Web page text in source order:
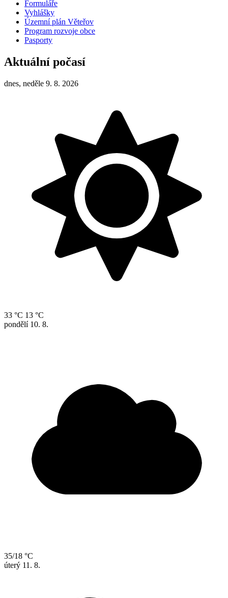
Formuláře
Vyhlášky
Územní plán Věteřov
Program rozvoje obce
Pasporty
Aktuální počasí
dnes, neděle 9. 8. 2026
33 °C 13 °C
pondělí 10. 8.
35/18 °C
úterý 11. 8.